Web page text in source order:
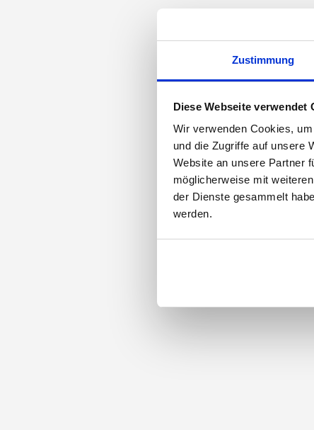
Zustimmung
Diese Webseite verwendet
Wir verwenden Cookies,
und die Zugriffe auf unsere
Website an unsere Partner
möglicherweise mit
der Dienste gesammelt
werden.